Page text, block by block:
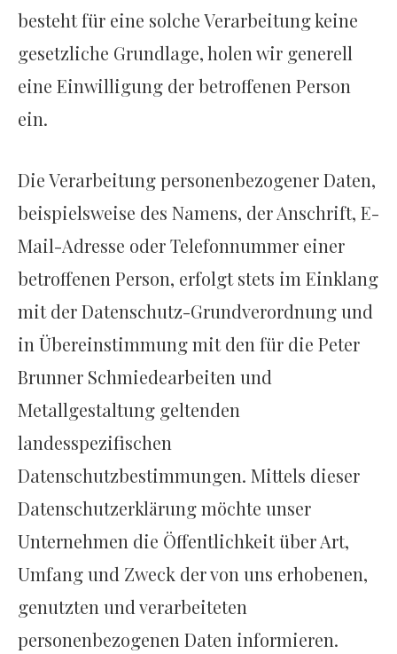
besteht für eine solche Verarbeitung keine
gesetzliche Grundlage, holen wir generell
eine Einwilligung der betroffenen Person
ein.
Die Verarbeitung personenbezogener Daten,
beispielsweise des Namens, der Anschrift, E-
Mail-Adresse oder Telefonnummer einer
betroffenen Person, erfolgt stets im Einklang
mit der Datenschutz-Grundverordnung und
in Übereinstimmung mit den für die Peter
Brunner Schmiedearbeiten und
Metallgestaltung geltenden
landesspezifischen
Datenschutzbestimmungen. Mittels dieser
Datenschutzerklärung möchte unser
Unternehmen die Öffentlichkeit über Art,
Umfang und Zweck der von uns erhobenen,
genutzten und verarbeiteten
personenbezogenen Daten informieren.